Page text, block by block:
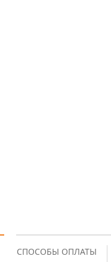
СПОСОБЫ ОПЛАТЫ